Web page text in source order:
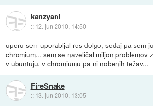
kanzyani
:: 12. jun 2010, 14:50
opero sem uporabljal res dolgo, sedaj pa sem
chromium... sem se naveličal miljon problemov
v ubuntuju. v chromiumu pa ni nobenih težav...
FireSnake
:: 13. jun 2010, 13:05